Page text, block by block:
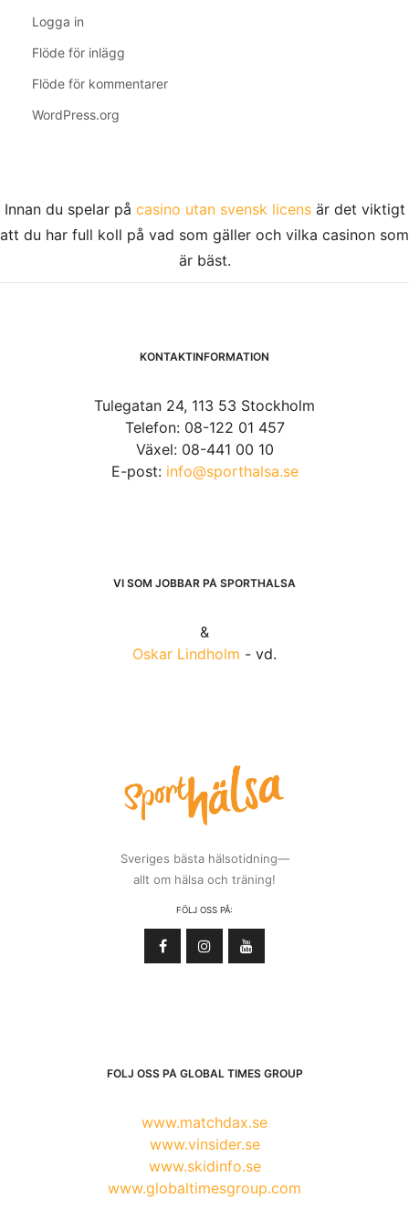
Logga in
Flöde för inlägg
Flöde för kommentarer
WordPress.org
Innan du spelar på casino utan svensk licensär det viktigt
att du har full koll på vad som gäller och vilka casinon som
är bäst.
KONTAKTINFORMATION
Tulegatan 24, 113 53 Stockholm
Telefon: 08-122 01 457
Växel: 08-441 00 10
E-post: info@sporthalsa.se
VI SOM JOBBAR PÅ SPORTHÄLSA
&
Oskar Lindholm - vd.
Sveriges bästa hälsotidning—
allt om hälsa och träning!
FÖLJ OSS PÅ:
FÖLJ OSS PÅ GLOBAL TIMES GROUP
www.matchdax.se
www.vinsider.se
www.skidinfo.se
www.globaltimesgroup.com